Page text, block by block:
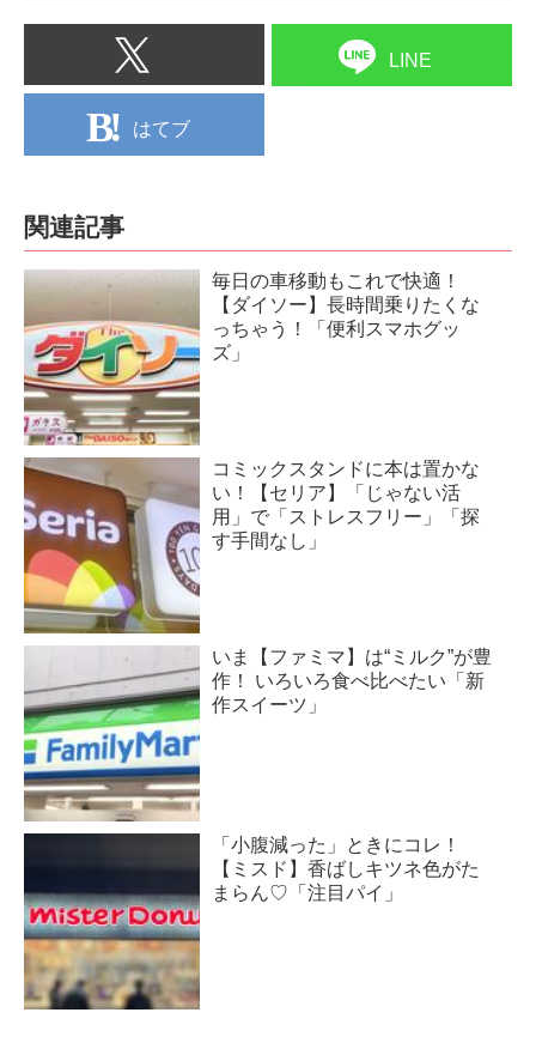
LINE
はてブ
関連記事
毎日の車移動もこれで快適！
【ダイソー】長時間乗りたくな
っちゃう！「便利スマホグッ
ズ」
コミックスタンドに本は置かな
い！【セリア】「じゃない活
用」で「ストレスフリー」「探
す手間なし」
いま【ファミマ】は“ミルク”が豊
作！ いろいろ食べ比べたい「新
作スイーツ」
「小腹減った」ときにコレ！
【ミスド】香ばしキツネ色がた
まらん♡「注目パイ」